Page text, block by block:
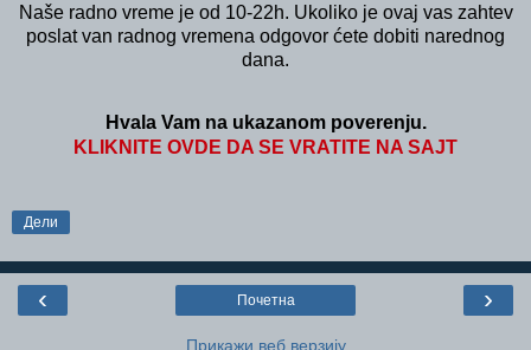
Naše radno vreme je od 10-22h. Ukoliko je ovaj vas zahtev
poslat van radnog vremena odgovor ćete dobiti narednog
dana.
Hvala Vam na ukazanom poverenju.
KLIKNITE OVDE DA SE VRATITE NA SAJT
Дели
‹ ›
Почетна
Прикажи веб верзију